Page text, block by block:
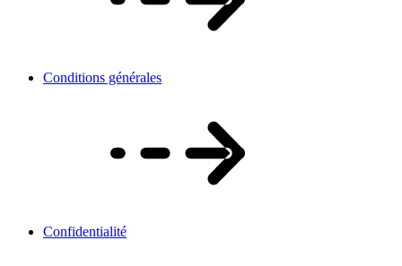
Conditions générales
Confidentialité